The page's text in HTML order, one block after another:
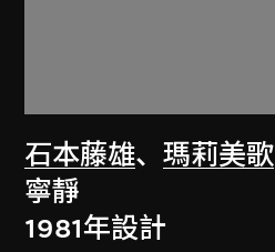
石本藤雄、瑪莉美歌
寧靜
1981年設計